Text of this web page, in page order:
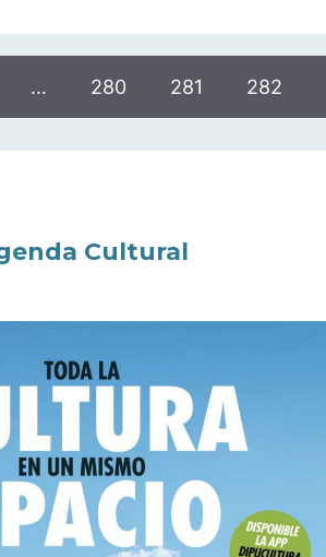
… 280 281 282
Cultural